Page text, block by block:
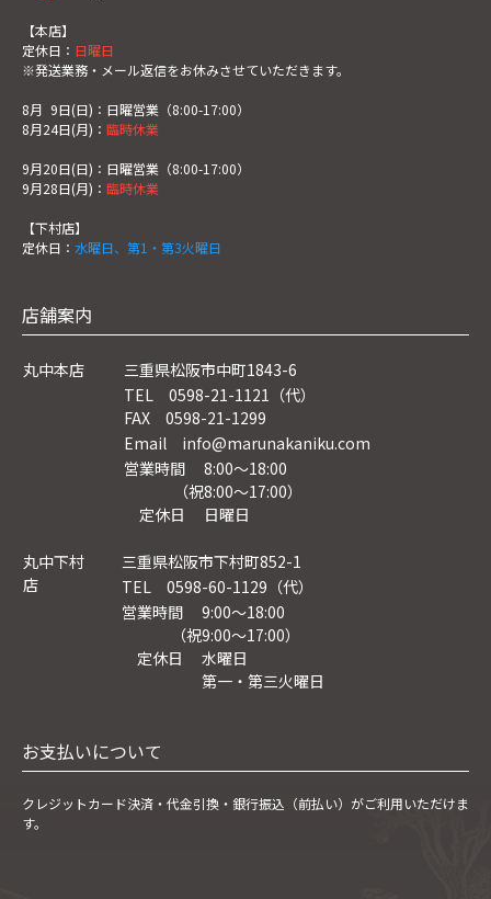
【本店】
定休日： 日曜日
※発送業務・メール返信をお休みさせていただきます。
8月 9日(日)：日曜営業（8:00-17:00）
8月24日(月)： 臨時休業
9月20日(日)：日曜営業（8:00-17:00）
9月28日(月)： 臨時休業
【下村店】
定休日： 水曜日、第1・第3火曜日
店舗案内
丸中本店
三重県松阪市中町1843-6
TEL 0598-21-1121（代）
FAX 0598-21-1299
Email info@marunakaniku.com
営業時間 8:00～18:00
（祝8:00〜17:00）
定休日 日曜日
丸中下村
店
三重県松阪市下村町852-1
TEL 0598-60-1129（代）
営業時間 9:00～18:00
（祝9:00〜17:00）
定休日 水曜日
第一・第三火曜日
お支払いについて
クレジットカード決済・ 代金引換・銀行振込（前払い）がご利用いただけま
す。